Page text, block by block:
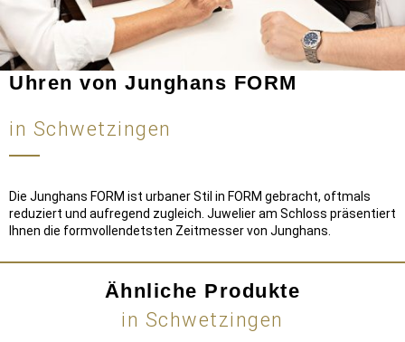
Uhren von Junghans FORM
in Schwetzingen
Die Junghans FORM ist urbaner Stil in FORM gebracht, oftmals
reduziert und aufregend zugleich. Juwelier am Schloss präsentiert
Ihnen die formvollendetsten Zeitmesser von Junghans.
Ähnliche Produkte
in Schwetzingen